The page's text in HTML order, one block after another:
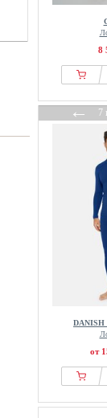
8
←7
DANISH
от